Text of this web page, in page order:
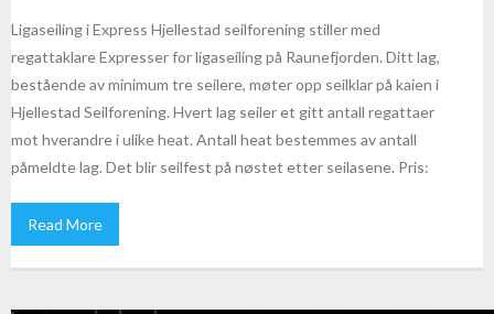
Ligaseiling i Express Hjellestad seilforening stiller med
regattaklare Expresser for ligaseiling på Raunefjorden. Ditt lag,
bestående av minimum tre seilere, møter opp seilklar på kaien i
Hjellestad Seilforening. Hvert lag seiler et gitt antall regattaer
mot hverandre i ulike heat. Antall heat bestemmes av antall
påmeldte lag. Det blir seilfest på nøstet etter seilasene. Pris:
Read More